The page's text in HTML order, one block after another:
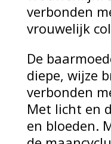
verbonden
vrouwelijk
De
diepe, wijze
verbonden
Met licht en
en bloeden.